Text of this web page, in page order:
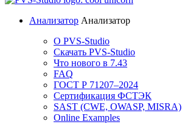
Анализатор Анализатор
О PVS-Studio
Скачать PVS-Studio
Что нового в 7.43
FAQ
ГОСТ Р 71207–2024
Сертификация ФСТЭК
SAST (CWE, OWASP, MISRA)
Online Examples